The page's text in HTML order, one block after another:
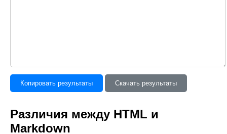
Копировать результаты Скачать результаты
Различия между HTML и
Markdown